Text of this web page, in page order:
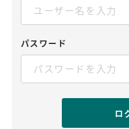
パスワード